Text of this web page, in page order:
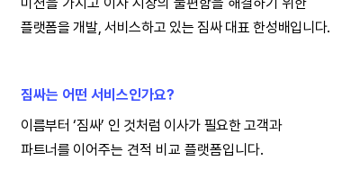
플랫폼을 개발, 서비스하고 있는 짐싸 대표 한성배입니다.
짐싸는 어떤 서비스인가요?
이름부터 ‘짐싸’ 인 것처럼 이사가 필요한 고객과
파트너를 이어주는 견적 비교 플랫폼입니다.